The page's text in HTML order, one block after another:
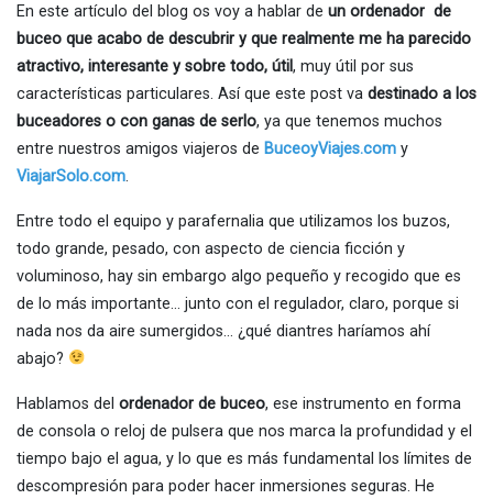
En este artículo del blog os voy a hablar de un ordenador de
buceo que acabo de descubrir y que realmente me ha parecido
atractivo, interesante y sobre todo, útil, muy útil por sus
características particulares. Así que este post va destinado a los
buceadores o con ganas de serlo, ya que tenemos muchos
entre nuestros amigos viajeros de BuceoyViajes.com y
ViajarSolo.com.
Entre todo el equipo y parafernalia que utilizamos los buzos,
todo grande, pesado, con aspecto de ciencia ficción y
voluminoso, hay sin embargo algo pequeño y recogido que es
de lo más importante… junto con el regulador, claro, porque si
nada nos da aire sumergidos… ¿qué diantres haríamos ahí
abajo?
Hablamos del ordenador de buceo, ese instrumento en forma
de consola o reloj de pulsera que nos marca la profundidad y el
tiempo bajo el agua, y lo que es más fundamental los límites de
descompresión para poder hacer inmersiones seguras. He